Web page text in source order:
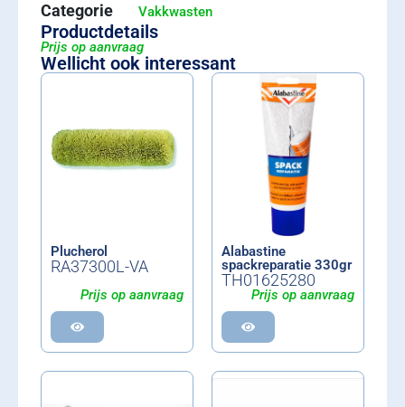
Categorie
Vakkwasten
Productdetails
Prijs op aanvraag
Wellicht ook interessant
Plucherol
RA37300L-VA
Prijs op aanvraag
Alabastine
spackreparatie 330gr
TH01625280
Prijs op aanvraag